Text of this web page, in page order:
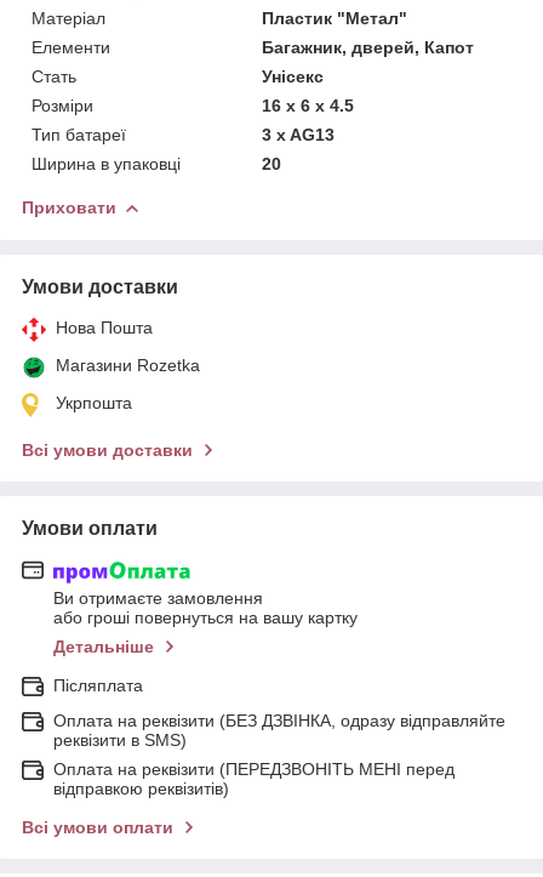
Матеріал
Пластик "Метал"
Елементи
Багажник, дверей, Капот
Стать
Унісекс
Розміри
16 х 6 х 4.5
Тип батареї
3 x AG13
Ширина в упаковці
20
Приховати
Умови доставки
Нова Пошта
Магазини Rozetka
Укрпошта
Всі умови доставки
Умови оплати
Ви отримаєте замовлення
або гроші повернуться на вашу картку
Детальніше
Післяплата
Оплата на реквізити (БЕЗ ДЗВІНКА, одразу відправляйте
реквізити в SMS)
Оплата на реквізити (ПЕРЕДЗВОНІТЬ МЕНІ перед
відправкою реквізитів)
Всі умови оплати